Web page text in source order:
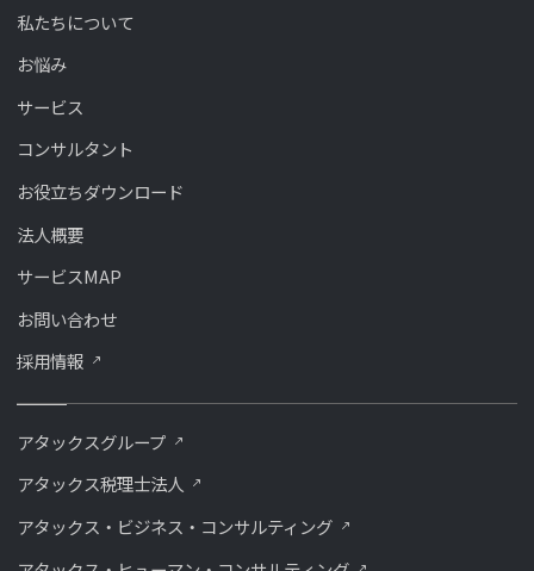
私たちについて
お悩み
サービス
コンサルタント
お役立ちダウンロード
法人概要
サービスMAP
お問い合わせ
採用情報
アタックスグループ
アタックス税理士法人
アタックス・ビジネス・コンサルティング